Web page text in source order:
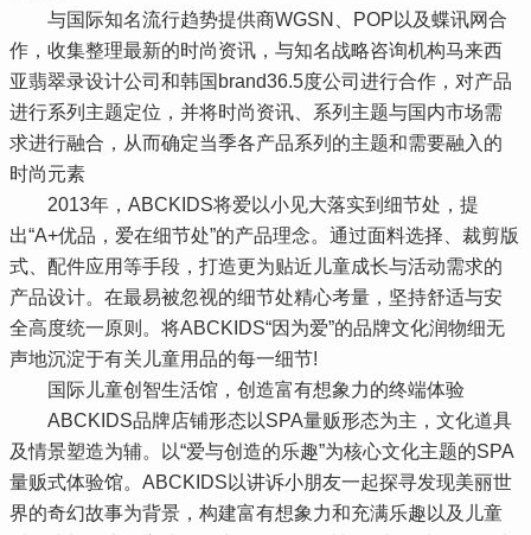
与国际知名流行趋势提供商WGSN、POP以及蝶讯网合
作，收集整理最新的时尚资讯，与知名战略咨询机构马来西
亚翡翠录设计公司和韩国brand36.5度公司进行合作，对产品
进行系列主题定位，并将时尚资讯、系列主题与国内市场需
求进行融合，从而确定当季各产品系列的主题和需要融入的
时尚元素
2013年，ABCKIDS将爱以小见大落实到细节处，提
出“A+优品，爱在细节处”的产品理念。通过面料选择、裁剪版
式、配件应用等手段，打造更为贴近儿童成长与活动需求的
产品设计。在最易被忽视的细节处精心考量，坚持舒适与安
全高度统一原则。将ABCKIDS“因为爱”的品牌文化润物细无
声地沉淀于有关儿童用品的每一细节!
国际儿童创智生活馆，创造富有想象力的终端体验
ABCKIDS品牌店铺形态以SPA量贩形态为主，文化道具
及情景塑造为辅。以“爱与创造的乐趣”为核心文化主题的SPA
量贩式体验馆。ABCKIDS以讲诉小朋友一起探寻发现美丽世
界的奇幻故事为背景，构建富有想象力和充满乐趣以及儿童